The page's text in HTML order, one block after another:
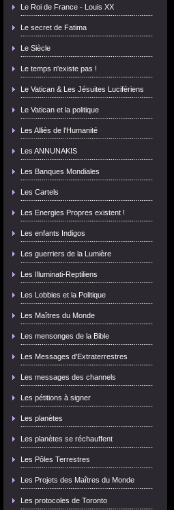
Le Roi de France - Louis XX
Le secret de Fatima
Le Siècle
Le temps n'existe pas !
Le Vatican & Les Jésuites Lucifériens
Le Vatican et la politique
Les Alliés de l'Humanité
Les ANNUNAKIS
Les Banques Mondiales
Les Cartels
Les Energies Propres existent !
Les enfants Indigos
Les guerriers de la Lumière
Les Illuminati-Reptiliens
Les Lobbies et la Politique
Les Maîtres du Monde
Les mensonges de la Bible
Les Messages d'Extraterrestres
Les messages des channels
Les pétitions à signer
Les planètes
Les planètes se réchauffent
Les Pôles Terrestres
Les Projets des Maîtres du Monde
Les protocoles de Toronto